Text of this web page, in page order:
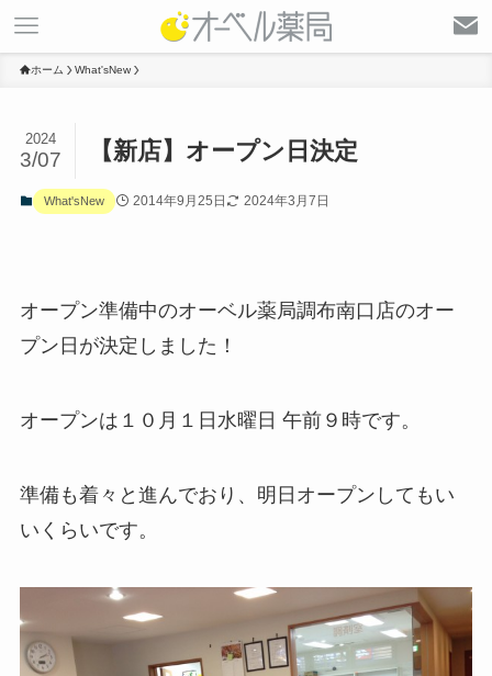
ホーム What'sNew
【新店】オープン日決定
2024
3/07
What'sNew 2014年9月25日 2024年3月7日
オープン準備中のオーベル薬局調布南口店のオー
プン日が決定しました！
オープンは１０月１日水曜日 午前９時です。
準備も着々と進んでおり、明日オープンしてもい
いくらいです。